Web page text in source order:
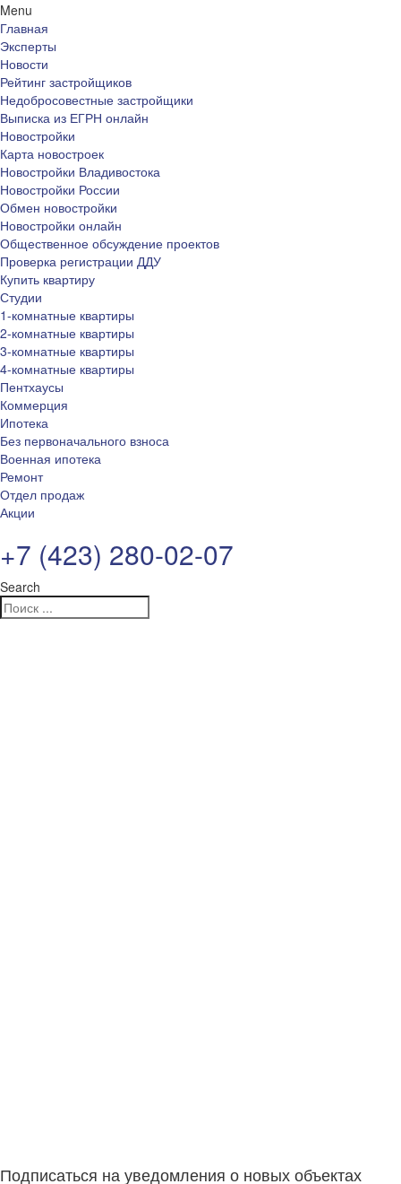
Menu
Главная
Эксперты
Новости
Рейтинг застройщиков
Недобросовестные застройщики
Выписка из ЕГРН онлайн
Новостройки
Карта новостроек
Новостройки Владивостока
Новостройки России
Обмен новостройки
Новостройки онлайн
Общественное обсуждение проектов
Проверка регистрации ДДУ
Купить квартиру
Студии
1-комнатные квартиры
2-комнатные квартиры
3-комнатные квартиры
4-комнатные квартиры
Пентхаусы
Коммерция
Ипотека
Без первоначального взноса
Военная ипотека
Ремонт
Отдел продаж
Акции
+7 (423) 280-02-07
Search
Подписаться на уведомления о новых объектах